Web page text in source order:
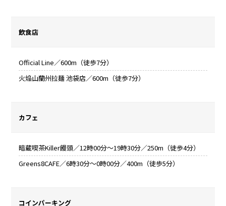
飲食店
Official Line／600m（徒歩7分）
火焔山蘭州拉麺 池袋店／600m（徒歩7分）
カフェ
暗蔵喫茶Killer饅頭／12時00分～19時30分／250m（徒歩4分）
Greens8CAFE／6時30分～0時00分／400m（徒歩5分）
コインパーキング